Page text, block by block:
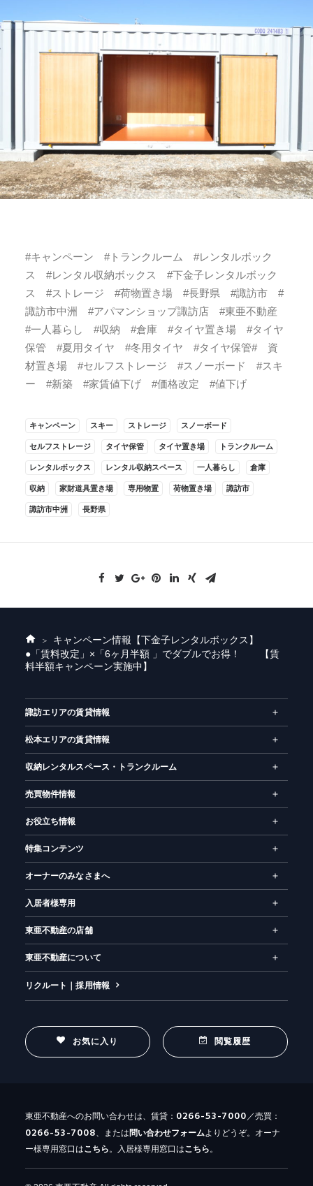
#キャンペーン #トランクルーム #レンタルボック
ス #レンタル収納ボックス #下金子レンタルボック
ス #ストレージ #荷物置き場 #長野県 #諏訪市 #
諏訪市中洲 #アパマンショップ諏訪店 #東亜不動産
#一人暮らし #収納 #倉庫 #タイヤ置き場 #タイヤ
保管 #夏用タイヤ #冬用タイヤ #タイヤ保管# 資
材置き場 #セルフストレージ #スノーボード #スキ
ー #新築 #家賃値下げ #価格改定 #値下げ
キャンペーン スキー ストレージ スノーボード
セルフストレージ タイヤ保管 タイヤ置き場 トランクルーム
レンタルボックス レンタル収納スペース 一人暮らし 倉庫
収納 家財道具置き場 専用物置 荷物置き場 諏訪市
諏訪市中洲 長野県
ホ
ー
ム
キャンペーン情報 【下金子レンタルボックス】
●「賃料改定」×「6ヶ月半額 」でダブルでお得！ 【賃
料半額キャンペーン実施中】
諏訪エリアの賃貸情報
松本エリアの賃貸情報
収納レンタルスペース・トランクルーム
売買物件情報
お役立ち情報
特集コンテンツ
オーナーのみなさまへ
入居者様専用
東亜不動産の店舗
東亜不動産について
リクルート｜採用情報
お気に入り 閲覧履歴
東亜不動産へのお問い合わせは、賃貸： 0266-53-7000／売買：
0266-53-7008、または 問い合わせフォームよりどうぞ。オーナ
ー様専用窓口はこちら。入居様専用窓口はこちら。